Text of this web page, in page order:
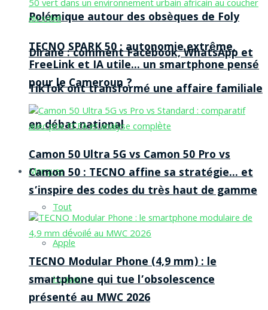
Polémique autour des obsèques de Foly
Dirane : comment Facebook, WhatsApp et
TikTok ont transformé une affaire familiale
en débat national
Marques
Tout
Apple
Huawei
TECNO SPARK 50 : autonomie extrême,
FreeLink et IA utile… un smartphone pensé
pour le Cameroun ?
Camon 50 Ultra 5G vs Camon 50 Pro vs
Camon 50 : TECNO affine sa stratégie… et
s’inspire des codes du très haut de gamme
TECNO Modular Phone (4,9 mm) : le
smartphone qui tue l’obsolescence
présenté au MWC 2026